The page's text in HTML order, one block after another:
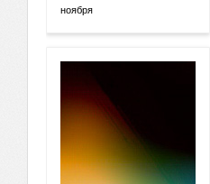
ноября